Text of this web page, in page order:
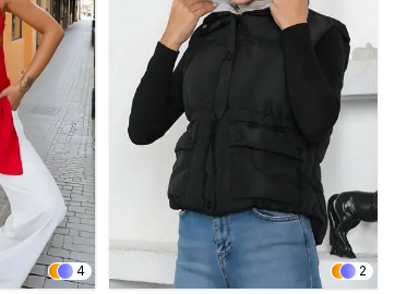
4 2